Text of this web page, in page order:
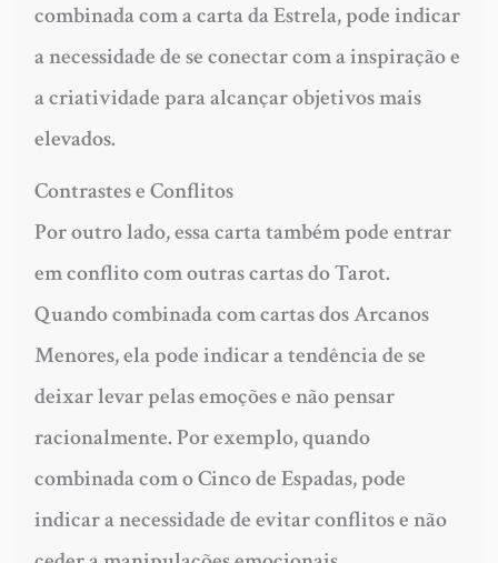
combinada com a carta da Estrela, pode indicar
a necessidade de se conectar com a inspiração e
a criatividade para alcançar objetivos mais
elevados.
Contrastes e Conflitos
Por outro lado, essa carta também pode entrar
em conflito com outras cartas do Tarot.
Quando combinada com cartas dos Arcanos
Menores, ela pode indicar a tendência de se
deixar levar pelas emoções e não pensar
racionalmente. Por exemplo, quando
combinada com o Cinco de Espadas, pode
indicar a necessidade de evitar conflitos e não